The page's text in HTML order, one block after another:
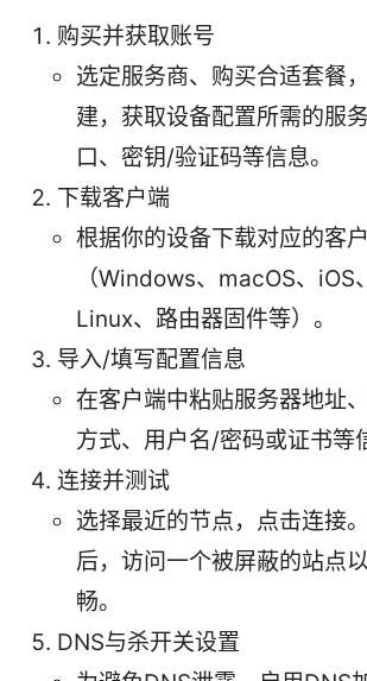
购买并获取账号
选定服务商、购买合适套餐
建，获取设备配置所需的服
口、密钥/验证码等信息。
下载客户端
根据你的设备下载对应的客
（Windows、macOS、iOS
Linux、路由器固件等）。
导入/填写配置信息
在客户端中粘贴服务器地址
方式、用户名/密码或证书等
连接并测试
选择最近的节点，点击连接
后，访问一个被屏蔽的站点
畅。
DNS与杀开关设置